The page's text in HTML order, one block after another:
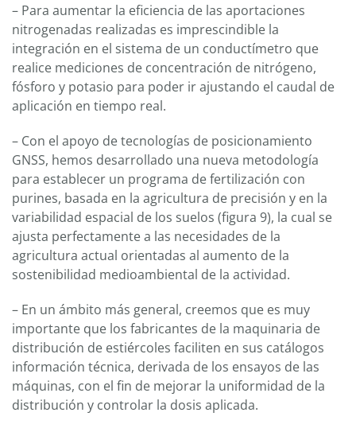
– Para aumentar la eficiencia de las aportaciones
nitrogenadas realizadas es imprescindible la
integración en el sistema de un conductímetro que
realice mediciones de concentración de nitrógeno,
fósforo y potasio para poder ir ajustando el caudal de
aplicación en tiempo real.
– Con el apoyo de tecnologías de posicionamiento
GNSS, hemos desarrollado una nueva metodología
para establecer un programa de fertilización con
purines, basada en la agricultura de precisión y en la
variabilidad espacial de los suelos (figura 9), la cual se
ajusta perfectamente a las necesidades de la
agricultura actual orientadas al aumento de la
sostenibilidad medioambiental de la actividad.
– En un ámbito más general, creemos que es muy
importante que los fabricantes de la maquinaria de
distribución de estiércoles faciliten en sus catálogos
información técnica, derivada de los ensayos de las
máquinas, con el fin de mejorar la uniformidad de la
distribución y controlar la dosis aplicada.